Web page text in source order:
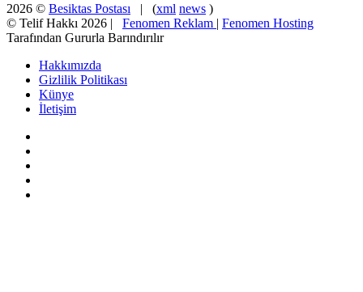
2026 © Besiktas Postası | (xml news )
© Telif Hakkı 2026 | Fenomen Reklam | Fenomen Hosting
Tarafından Gururla Barındırılır
Hakkımızda
Gizlilik Politikası
Künye
İletişim